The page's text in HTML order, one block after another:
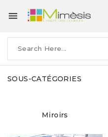

SOUS-CATÉGORIES
Miroirs